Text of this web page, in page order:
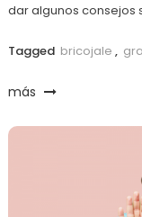
dar algunos consejos
Tagged bricojale ,
más